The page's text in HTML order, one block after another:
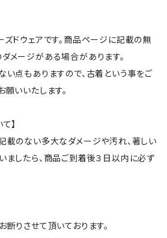
ズドウェアです。商品ページに記載の無
メージがある場合があります。
い点もありますので、古着という事をご
いいたします。
】
載のない多大なダメージや汚れ、著しい
ましたら、商品ご到着後３日以内に必ず
りさせて頂いております。